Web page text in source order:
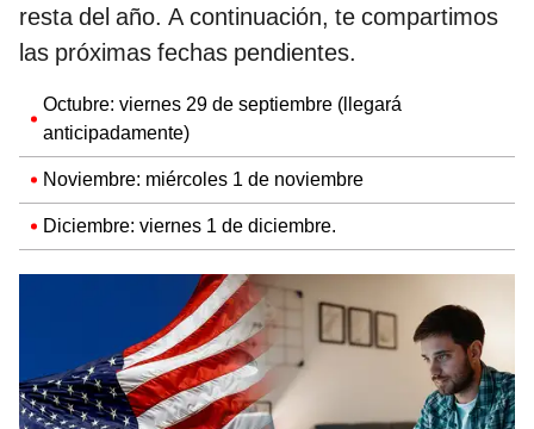
resta del año. A continuación, te compartimos
las próximas fechas pendientes.
Octubre: viernes 29 de septiembre (llegará
anticipadamente)
Noviembre: miércoles 1 de noviembre
Diciembre: viernes 1 de diciembre.